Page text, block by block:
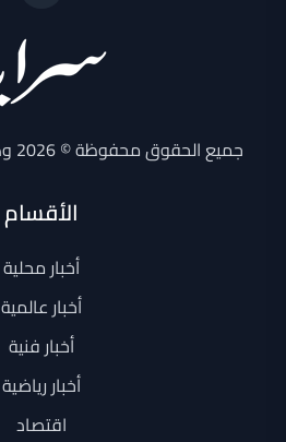
جميع الحقوق محفوظة © 2026 وكالة أنباء سرايا الإخبارية
الأقسام
أخبار محلية
أخبار عالمية
أخبار فنية
أخبار رياضية
اقتصاد